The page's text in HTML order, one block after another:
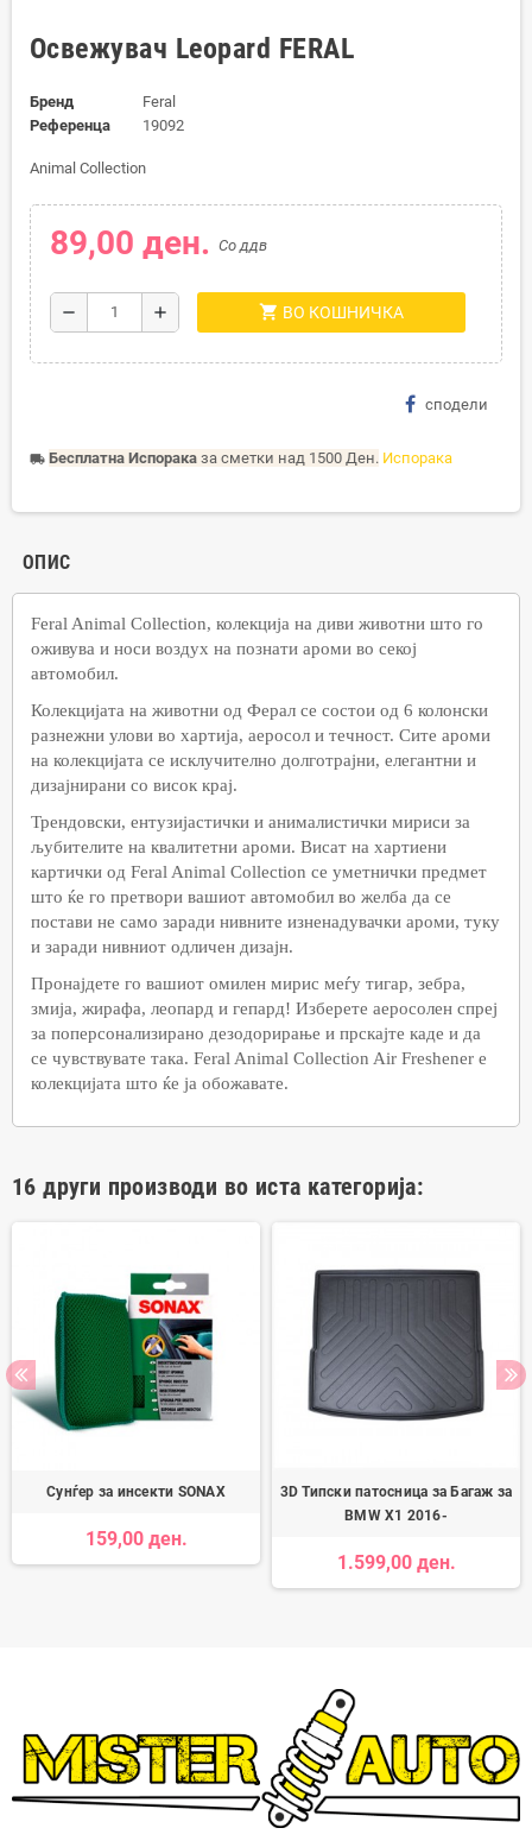
Освежувач Leopard FERAL
Бренд
Feral
Референца
19092
Animal Collection
89,00 ден. Со ддв
remove add shopping_cart ВО КОШНИЧКА
сподели
local_shipping Бесплатна Испорака за сметки над 1500 Ден. Испорака
ОПИС
Feral Animal Collection, колекција на диви животни што го
оживува и носи воздух на познати ароми во секој
автомобил.
Колекцијата на животни од Ферал се состои од 6 колонски
разнежни улови во хартија, аеросол и течност. Сите ароми
на колекцијата се исклучително долготрајни, елегантни и
дизајнирани со висок крај.
Трендовски, ентузијастички и анималистички мириси за
љубителите на квалитетни ароми. Висат на хартиени
картички од Feral Animal Collection се уметнички предмет
што ќе го претвори вашиот автомобил во желба да се
постави не само заради нивните изненадувачки ароми, туку
и заради нивниот одличен дизајн.
Пронајдете го вашиот омилен мирис меѓу тигар, зебра,
змија, жирафа, леопард и гепард! Изберете аеросолен спреј
за поперсонализирано дезодорирање и прскајте каде и да
се чувствувате така. Feral Animal Collection Air Freshener е
колекцијата што ќе ја обожавате.
16 други производи во иста категорија:
Сунѓер за инсекти SONAX
159,00 ден.
3D Типски патосница за Багаж за
BMW X1 2016-
1.599,00 ден.